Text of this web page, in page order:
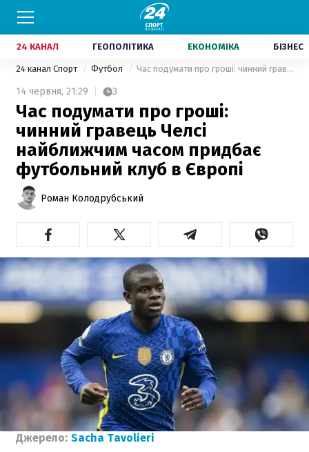
24 КАНАЛ ГЕОПОЛІТИКА ЕКОНОМІКА БІЗНЕС
24 канал Спорт Футбол Час подумати про гроші: чинний гравець Челсі найближчим часом придбає футбольний клуб в Європі
14 червня, 21:29 3
Час подумати про гроші:
чинний гравець Челсі
найближчим часом придбає
футбольний клуб в Європі
Роман Колодрубський
Джерело: Sacha Tavolieri